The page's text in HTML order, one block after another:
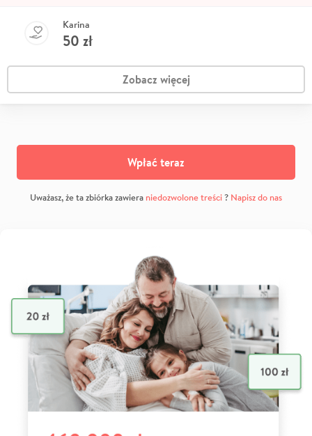
Karina
50 zł
Zobacz więcej
Wpłać teraz
Uważasz, że ta zbiórka zawiera niedozwolone treści? Napisz do nas